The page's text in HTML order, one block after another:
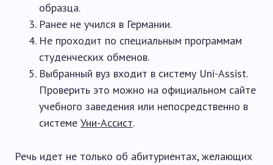
образца.
Ранее не учился в Германии.
Не проходит по специальным программам
студенческих обменов.
Выбранный вуз входит в систему Uni-Assist.
Проверить это можно на официальном сайте
учебного заведения или непосредственно в
системе Уни-Ассист.
Речь идет не только об абитуриентах, желающих